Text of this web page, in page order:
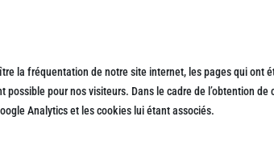
la fréquentation de notre site internet, les pages qui ont
pour nos visiteurs. Dans le cadre de l’obtention
Analytics et les cookies lui étant associés.